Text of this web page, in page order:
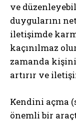
ve
duygularını
iletişimde
kaçınılmaz
zamanda
artırır ve
Kendini açma
önemli bir